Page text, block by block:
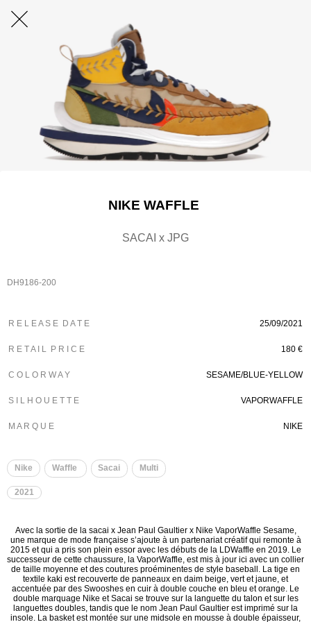
NIKE WAFFLE
SACAI x JPG
DH9186-200
R E L E A S E D A T E 25/09/2021
R E T A I L P R I C E 180 €
C O L O R W A Y SESAME/BLUE-YELLOW
S I L H O U E T T E VAPORWAFFLE
M A R Q U E NIKE
Nike Waffle Sacai Multi
2021
Avec la sortie de la sacai x Jean Paul Gaultier x Nike VaporWaffle Sesame,
une marque de mode française s’ajoute à un partenariat créatif qui remonte à
2015 et qui a pris son plein essor avec les débuts de la LDWaffle en 2019. Le
successeur de cette chaussure, la VaporWaffle, est mis à jour ici avec un collier
de taille moyenne et des coutures proéminentes de style baseball. La tige en
textile kaki est recouverte de panneaux en daim beige, vert et jaune, et
accentuée par des Swooshes en cuir à double couche en bleu et orange. Le
double marquage Nike et Sacai se trouve sur la languette du talon et sur les
languettes doubles, tandis que le nom Jean Paul Gaultier est imprimé sur la
insole. La basket est montée sur une midsole en mousse à double épaisseur,